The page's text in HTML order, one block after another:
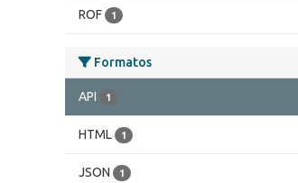
ROF 1
Formatos
API 1
HTML 1
JSON 1